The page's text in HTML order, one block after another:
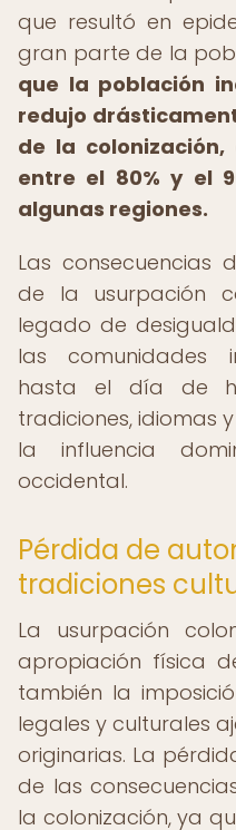
que resultó en
gran parte de la
que la población
redujo
de la
entre el 80% y el
algunas regiones.
Las consecuencias
de la usurpación
legado de
las comunidades
hasta el día de
tradiciones, idiomas
la influencia
occidental.
Pérdida de
tradiciones
La usurpación
apropiación física
también la
legales y culturales
originarias. La
de las
la colonización, ya